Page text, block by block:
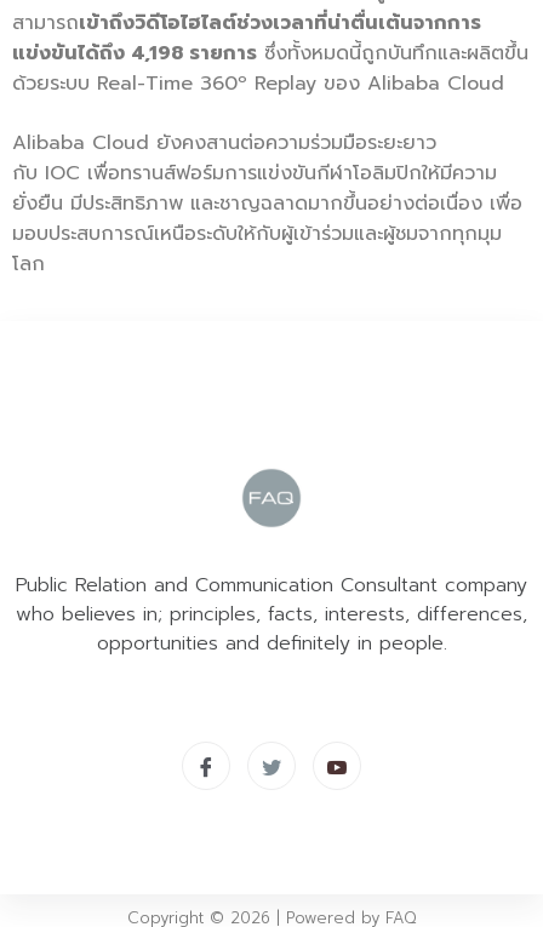
สามารถเข้าถึงวิดีโอไฮไลต์ช่วงเวลาที่น่าตื่นเต้นจากการ
แข่งขันได้ถึง 4,198 รายการ ซึ่งทั้งหมดนี้ถูกบันทึกและผลิตขึ้น
ด้วยระบบ Real-Time 360º Replay ของ Alibaba Cloud
Alibaba Cloud ยังคงสานต่อความร่วมมือระยะยาว
กับ IOC เพื่อทรานส์ฟอร์มการแข่งขันกีฬาโอลิมปิกให้มีความ
ยั่งยืน มีประสิทธิภาพ และชาญฉลาดมากขึ้นอย่างต่อเนื่อง เพื่อ
มอบประสบการณ์เหนือระดับให้กับผู้เข้าร่วมและผู้ชมจากทุกมุม
โลก
Public Relation and Communication Consultant company
who believes in; principles, facts, interests, differences,
opportunities and definitely in people.
Copyright © 2026 | Powered by FAQ